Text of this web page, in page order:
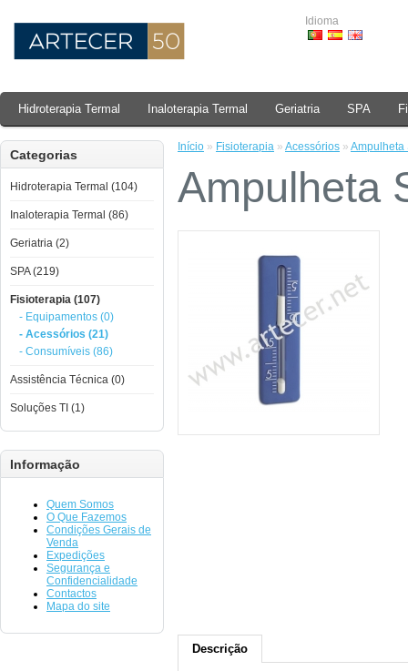
Idioma
Hidroterapia Termal Inaloterapia Termal Geriatria SPA
Categorias
Hidroterapia Termal (104)
Inaloterapia Termal (86)
Geriatria (2)
SPA (219)
Fisioterapia (107)
- Equipamentos (0)
- Acessórios (21)
- Consumíveis (86)
Assistência Técnica (0)
Soluções TI (1)
Informação
Quem Somos
O Que Fazemos
Condições Gerais de
Venda
Expedições
Segurança e
Confidencialidade
Contactos
Mapa do site
Início » Fisioterapia » Acessórios » Ampulheta
Ampulheta
Descrição